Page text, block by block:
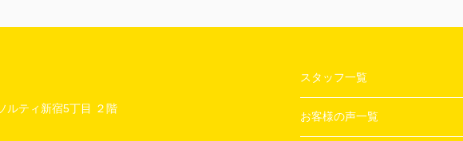
ルティ新宿5丁目 ２階
スタッフ一覧
お客様の声一覧